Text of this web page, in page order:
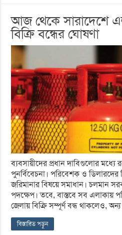
আজ থেকে সারাদেশে
বিক্রি বন্ধের ঘোষণা
ব্যবসায়ীদের প্রধান দাবিগুলোর মধ্যে
পুনর্বিবেচনা। পরিবেশক ও ডিলারদের
জরিমানার বিষয়ে সমাধান। চলমান
পদক্ষেপ। তবে, বাস্তবে সব এলাকায়
জেলায় বিক্রি সম্পূর্ণ বন্ধ থাকলেও,
বিস্তারিত পড়ুন